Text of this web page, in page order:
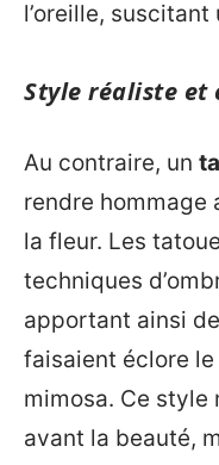
l’oreille,
Style réaliste et
Au contraire, un
rendre hommage
la fleur. Les
techniques
apportant ainsi
faisaient éclore
mimosa. Ce style
avant la beauté,